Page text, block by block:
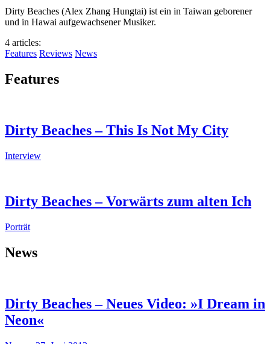
Dirty Beaches (Alex Zhang Hungtai) ist ein in Taiwan geborener
und in Hawai aufgewachsener Musiker.
4 articles:
Features Reviews News
Features
Dirty Beaches – This Is Not My City
Interview
Dirty Beaches – Vorwärts zum alten Ich
Porträt
News
Dirty Beaches – Neues Video: »I Dream in
Neon«